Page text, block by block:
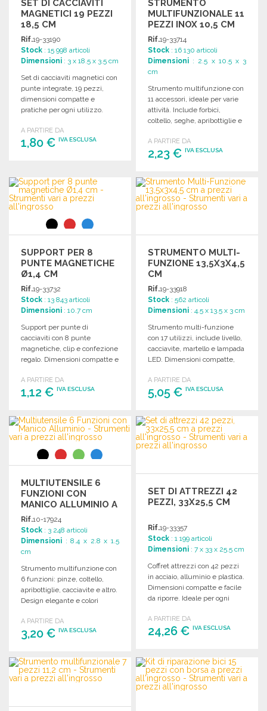
SET DI CACCIAVITI
MAGNETICI 19 PEZZI
18,5 CM
Rif.19-33190
Stock : 15 998 articoli
Dimensioni : 3 x 18.5 x 3.5 cm
Set di cacciaviti magnetici con
punte integrate, 19 pezzi,
dimensioni compatte e
pratiche per ogni utilizzo.
A PARTIRE DA
1,80 € IVA ESCLUSA
Richiedi un preventivo
STRUMENTO
MULTIFUNZIONALE 11
PEZZI INOX 10,5 CM
Rif.19-33714
Stock : 16 130 articoli
Dimensioni : 2.5 x 10.5 x 3
cm
Strumento multifunzione con
11 accessori, ideale per varie
attività. Include forbici,
coltello, seghe, apribottiglie e
compatte.
A PARTIRE DA
2,23 €IVA ESCLUSA
ORDINARE
Richiedi un preventivo
SUPPORT PER 8
PUNTE MAGNETICHE
Ø1,4 CM
Rif.19-33732
Stock : 13 843 articoli
Dimensioni : 10.7 cm
Support per punte di
cacciaviti con 8 punte
magnetiche, clip e confezione
regalo. Dimensioni compatte e
pratico.
A PARTIRE DA
1,12 € IVA ESCLUSA
ORDINARE
Richiedi un preventivo
STRUMENTO MULTI-
FUNZIONE 13,5X3X4,5
CM
Rif.19-33918
Stock : 562 articoli
Dimensioni : 4.5 x 13.5 x 3 cm
Strumento multi-funzione
con 17 utilizzi, include livello,
cacciavite, martello e lampada
LED. Dimensioni compatte,
A PARTIRE DA
5,05 €IVA ESCLUSA
ORDINARE
Richiedi un preventivo
MULTIUTENSILE 6
FUNZIONI CON
MANICO ALLUMINIO A
PREZZI
ALL'INGROSSO
Rif.10-17924
Stock : 3 248 articoli
Dimensioni : 8.4 x 2.8 x 1.5
cm
Strumento multifunzione con
6 funzioni: pinze, coltello,
apribottiglie, cacciavite e altro.
Design elegante e colori
A PARTIRE DA
3,20 € IVA ESCLUSA
ORDINARE
Richiedi un preventivo
SET DI ATTREZZI 42
PEZZI, 33X25,5 CM
Rif.19-33357
Stock : 1 199 articoli
Dimensioni : 7 x 33 x 25.5 cm
Coffret attrezzi con 42 pezzi
in acciaio, alluminio e plastica.
Dimensioni compatte e facile
da riporre. Ideale per ogni
A PARTIRE DA
24,26 €IVA ESCLUSA
ORDINARE
Richiedi un preventivo